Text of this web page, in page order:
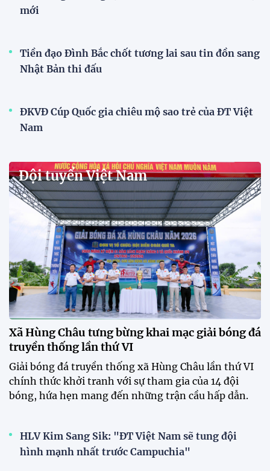
Đội tuyển Việt Nam được tiếp
thêm sức mạnh trước trận gặp
tại ASEAN Cup 2026
17:17 27/07/2026
XSKT Đắk Lắk viết nên lịch sử
với chức vô địch VPL-S7
20:58 26/07/2026
Tài Lộc trở lại, ĐT Việt Nam
"khổ luyện" dưới nắng gắt tại
Hà Nội
12:12 26/07/2026
HLV Kim Sang-sik: "Tuyển Việt
Nam sẽ mang sự tự tin này vào
23:26 24/07/2026